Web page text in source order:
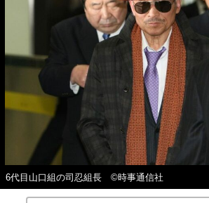
6代目山口組の司忍組長 ©時事通信社